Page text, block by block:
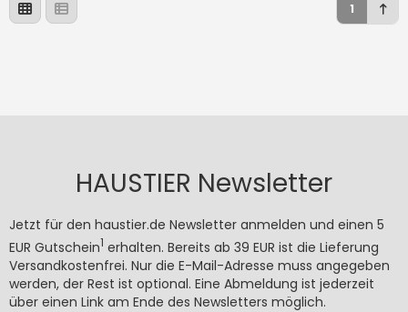
1
HAUSTIER Newsletter
Jetzt für den haustier.de Newsletter anmelden und einen 5
EUR Gutschein1 erhalten. Bereits ab 39 EUR ist die Lieferung
Versandkostenfrei. Nur die E-Mail-Adresse muss angegeben
werden, der Rest ist optional. Eine Abmeldung ist jederzeit
über einen Link am Ende des Newsletters möglich.